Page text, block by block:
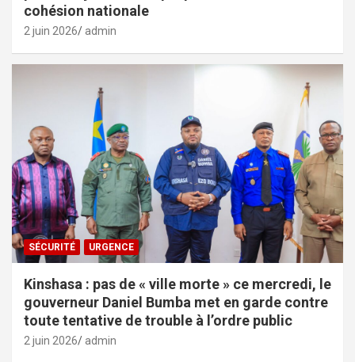
cohésion nationale
2 juin 2026 admin
SÉCURITÉ URGENCE
Kinshasa : pas de « ville morte » ce mercredi, le
gouverneur Daniel Bumba met en garde contre
toute tentative de trouble à l’ordre public
2 juin 2026 admin